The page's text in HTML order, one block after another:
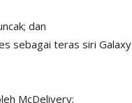
dan
sebagai teras siri Galaxy
McDelivery;